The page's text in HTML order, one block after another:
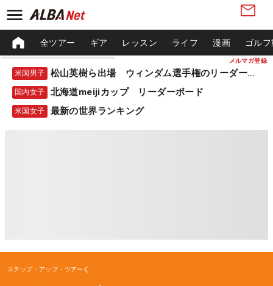
メルマガ登録
全ツアー ギア レッスン ライフ 漫画 ゴル
米国男子 松山英樹ら出場 ウィンダム選手権のリーダーボード
国内女子 北海道meijiカップ リーダーボード
米国女子 最新の世界ランキング
ステップ・アップ・ツアー